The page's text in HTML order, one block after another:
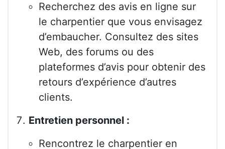
Recherchez des avis en ligne sur
le charpentier que vous envisagez
d’embaucher. Consultez des sites
Web, des forums ou des
plateformes d’avis pour obtenir des
retours d’expérience d’autres
clients.
Entretien personnel :
Rencontrez le charpentier en